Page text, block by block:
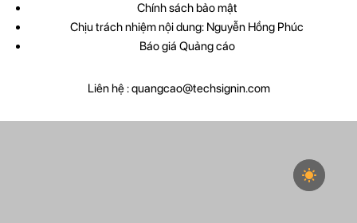
Chính sách bảo mật
Chịu trách nhiệm nội dung: Nguyễn Hồng Phúc
Báo giá Quảng cáo
Liên hệ :quangcao@techsignin.com